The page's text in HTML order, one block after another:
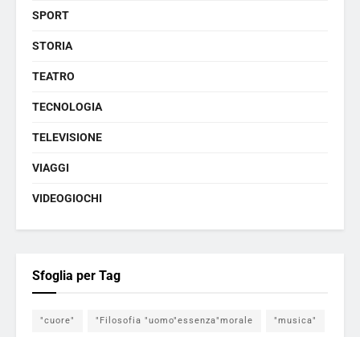
SPORT
STORIA
TEATRO
TECNOLOGIA
TELEVISIONE
VIAGGI
VIDEOGIOCHI
Sfoglia per Tag
"cuore" "Filosofia "uomo"essenza"morale "musica"